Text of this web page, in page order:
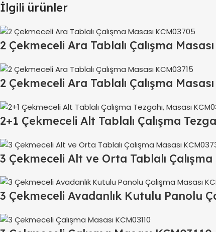
İlgili ürünler
2 Çekmeceli Ara Tablalı Çalışma
2 Çekmeceli Ara Tablalı Çalışma
2+1 Çekmeceli Alt Tablalı Çalışma
3 Çekmeceli Alt ve Orta Tablalı Çalışma
3 Çekmeceli Avadanlık Kutulu Panolu